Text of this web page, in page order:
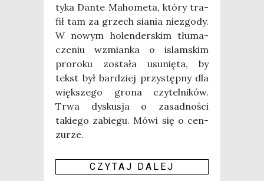
ty­ka Dan­te Maho­me­ta, któ­ry tra­
fił tam za grzech sia­nia nie­zgo­dy.
W nowym holen­der­skim tłu­ma­
cze­niu wzmian­ka o islam­skim
pro­ro­ku zosta­ła usu­nię­ta, by
tekst był bar­dziej przy­stęp­ny dla
więk­sze­go gro­na czy­tel­ni­ków.
Trwa dys­ku­sja o zasad­no­ści
takie­go zabie­gu. Mówi się o cen­
zu­rze.
CZY­TAJ DALEJ